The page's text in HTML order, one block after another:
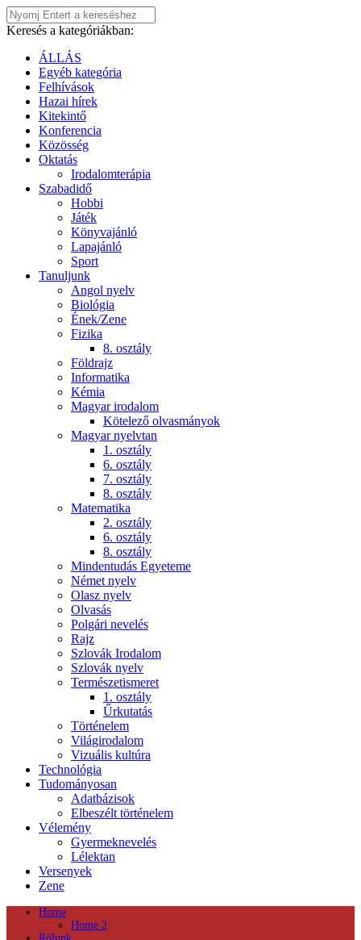
Keresés a kategóriákban:
ÁLLÁS
Egyéb kategória
Felhívások
Hazai hírek
Kitekintő
Konferencia
Közösség
Oktatás
Irodalomterápia
Szabadidő
Hobbi
Játék
Könyvajánló
Lapajánló
Sport
Tanuljunk
Angol nyelv
Biológia
Ének/Zene
Fizika
8. osztály
Földrajz
Informatika
Kémia
Magyar irodalom
Kötelező olvasmányok
Magyar nyelvtan
1. osztály
6. osztály
7. osztály
8. osztály
Matematika
2. osztály
6. osztály
8. osztály
Mindentudás Egyeteme
Német nyelv
Olasz nyelv
Olvasás
Polgári nevelés
Rajz
Szlovák Irodalom
Szlovák nyelv
Természetismeret
1. osztály
Űrkutatás
Történelem
Világirodalom
Vizuális kultúra
Technológia
Tudományosan
Adatbázisok
Elbeszélt történelem
Vélemény
Gyermeknevelés
Lélektan
Versenyek
Zene
Home
Home 2